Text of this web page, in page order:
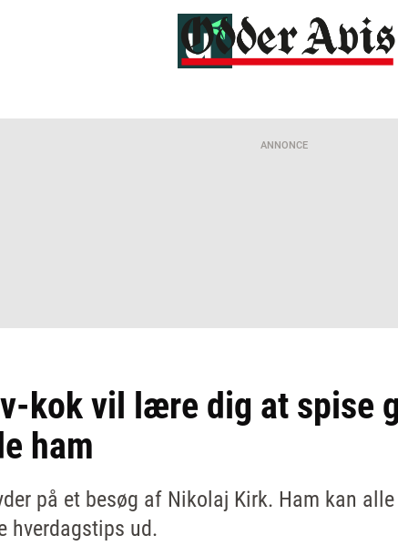
ANNONCE
kok vil lære dig at spise
ham
på et besøg af Nikolaj Kirk. Ham kan
hverdagstips ud.